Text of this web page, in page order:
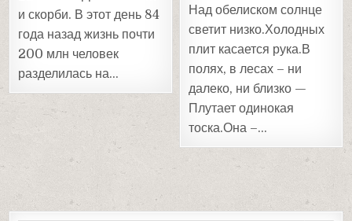
и скорби. В этот день 84
года назад жизнь почти
200 млн человек
разделилась на…
Над обелиском солнце
светит низко.Холодных
плит касается рука.В
полях, в лесах – ни
далеко, ни близко —
Плутает одинокая
тоска.Она –…